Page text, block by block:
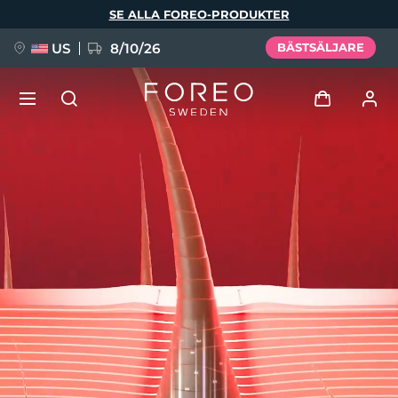
SE ALLA FOREO-PRODUKTER
US 8/10/26 BÄSTSÄLJARE
Användarprofil
Mina enheter
Mina beställningar
Mina adresser
Mina prenumerationer
FAQ™ Pure Beauty-Tech Elixir
BREAKING NEWS
issa™ Teeth Whitening Set
Deutsch
Español
Italiano
Português
Polski
Svenska
Русский
Türkçe
简体中文 繁體中文